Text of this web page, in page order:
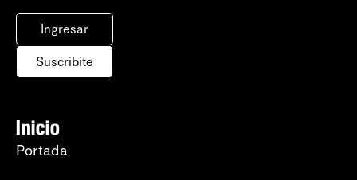
Ingresar
Suscribite
Inicio
Portada